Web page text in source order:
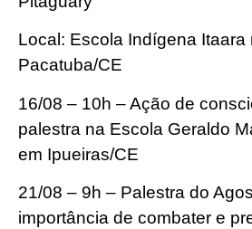
Local: Escola Indígena Itaara
Pacatuba/CE
16/08 – 10h – Ação de
palestra na Escola Geraldo
em Ipueiras/CE
21/08 – 9h – Palestra do
importância de combater e